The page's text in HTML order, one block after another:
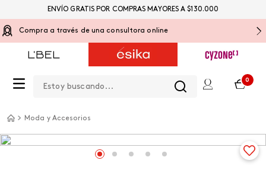
Compra a través de una consultora online
0
ENVÍO GRATIS POR COMPRAS MAYORES A $130.000
Moda y Accesorios